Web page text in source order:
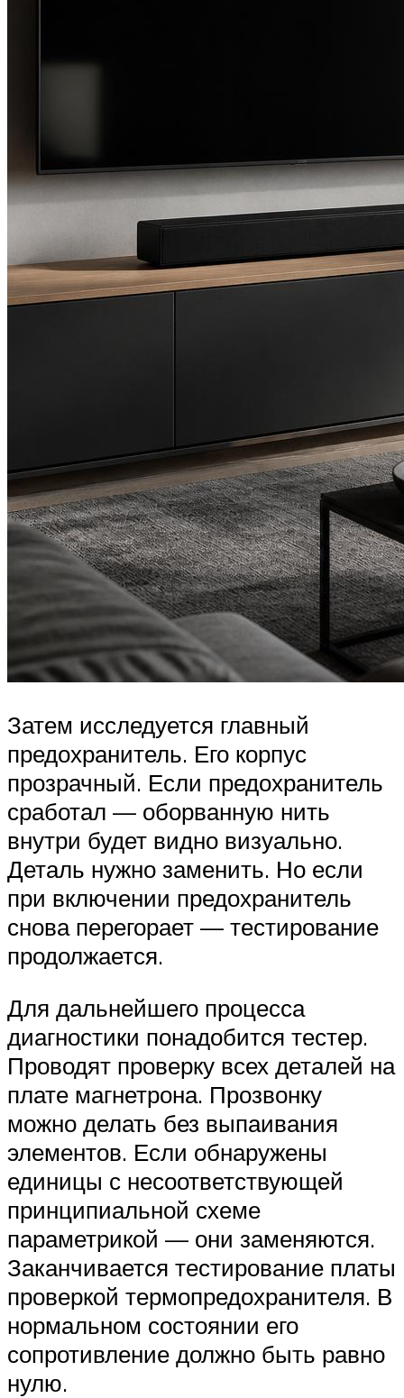
Затем исследуется главный
предохранитель. Его корпус
прозрачный. Если предохранитель
сработал — оборванную нить
внутри будет видно визуально.
Деталь нужно заменить. Но если
при включении предохранитель
снова перегорает — тестирование
продолжается.
Для дальнейшего процесса
диагностики понадобится тестер.
Проводят проверку всех деталей на
плате магнетрона. Прозвонку
можно делать без выпаивания
элементов. Если обнаружены
единицы с несоответствующей
принципиальной схеме
параметрикой — они заменяются.
Заканчивается тестирование платы
проверкой термопредохранителя. В
нормальном состоянии его
сопротивление должно быть равно
нулю.